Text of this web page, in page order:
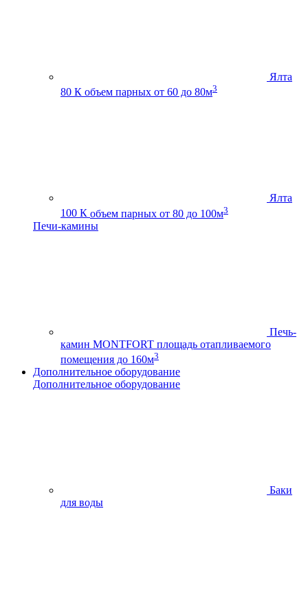
Ялта
80 К объем парных от 60 до 80м3
Ялта
100 К объем парных от 80 до 100м3
Печи-камины
Печь-
камин MONTFORT площадь отапливаемого
помещения до 160м3
Дополнительное оборудование
Дополнительное оборудование
Баки
для воды